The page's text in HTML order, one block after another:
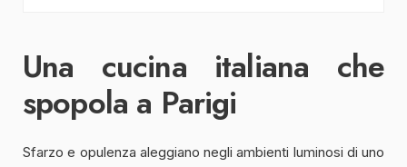
Una cucina italiana che
spopola a Parigi
Sfarzo e opulenza aleggiano negli ambienti luminosi di uno